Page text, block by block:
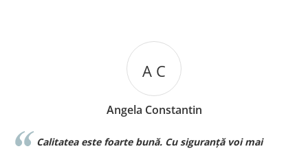
A C
Angela Constantin
Calitatea este foarte bună. Cu siguranță voi mai